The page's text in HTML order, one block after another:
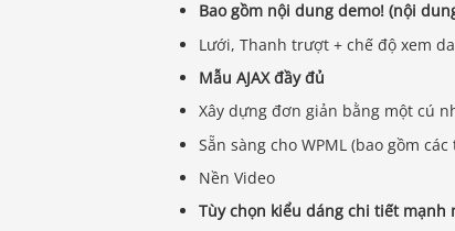
Bao gồm nội dung demo! (nội
Lưới, Thanh trượt + chế độ xem
Mẫu AJAX đầy đủ
Xây dựng đơn giản bằng một cú
Sẵn sàng cho WPML (bao gồm
Nền Video
Tùy chọn kiểu dáng chi tiết mạnh